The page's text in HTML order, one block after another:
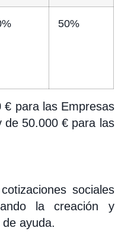
50%
€ para las Empresas
de 50.000 € para las
sociales
la creación y
ayuda.